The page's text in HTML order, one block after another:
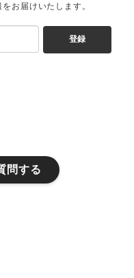
お届けいたします。
登録
問する